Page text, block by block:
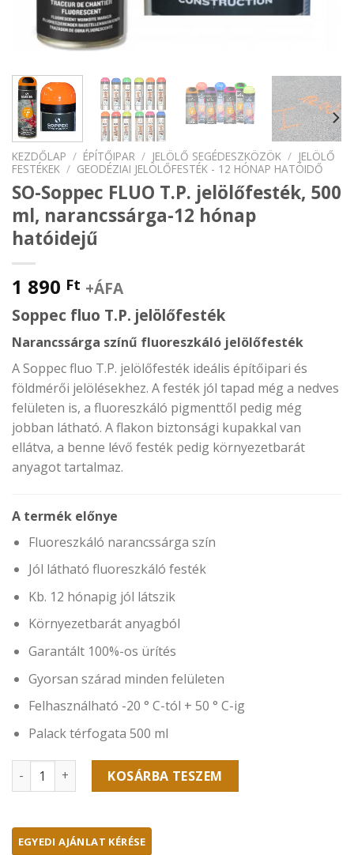
KEZDŐLAP / ÉPÍTŐIPAR / JELÖLŐ SEGÉDESZKÖZÖK / JELÖLŐ
FESTÉKEK / GEODÉZIAI JELÖLŐFESTÉK - 12 HÓNAP HATÓIDŐ
SO-Soppec FLUO T.P. jelölőfesték, 500
ml, narancssárga-12 hónap
hatóidejű
1 890 Ft +ÁFA
Soppec fluo T.P. jelölőfesték
Narancssárga színű fluoreszkáló jelölőfesték
A Soppec fluo T.P. jelölőfesték ideális építőipari és
földmérői jelölésekhez. A festék jól tapad még a nedves
felületen is, a fluoreszkáló pigmenttől pedig még
jobban látható. A flakon biztonsági kupakkal van
ellátva, a benne lévő festék pedig környezetbarát
anyagot tartalmaz.
A termék előnye
Fluoreszkáló narancssárga szín
Jól látható fluoreszkáló festék
Kb. 12 hónapig jól látszik
Környezetbarát anyagból
Garantált 100%-os ürítés
Gyorsan szárad minden felületen
Felhasználható -20 ° C-tól + 50 ° C-ig
Palack térfogata 500 ml
SO-Soppec FLUO T.P. jelölőfesték, 500 ml, narancssárga-
KOSÁRBA TESZEM